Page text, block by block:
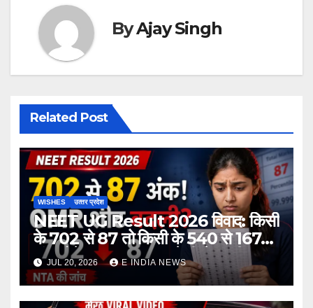
ByAjay Singh
Related Post
WISHES उत्‍तर प्रदेश
NEET UG Result 2026 विवाद: किसी
के 702 से 87 तो किसी के 540 से 167
अंक होने का दावा, NTA ने दी चेतावनी
JUL 20, 2026 E INDIA NEWS